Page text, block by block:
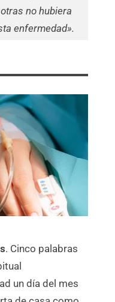
no hubiera
enfermedad».
. Cinco palabras
un día del mes